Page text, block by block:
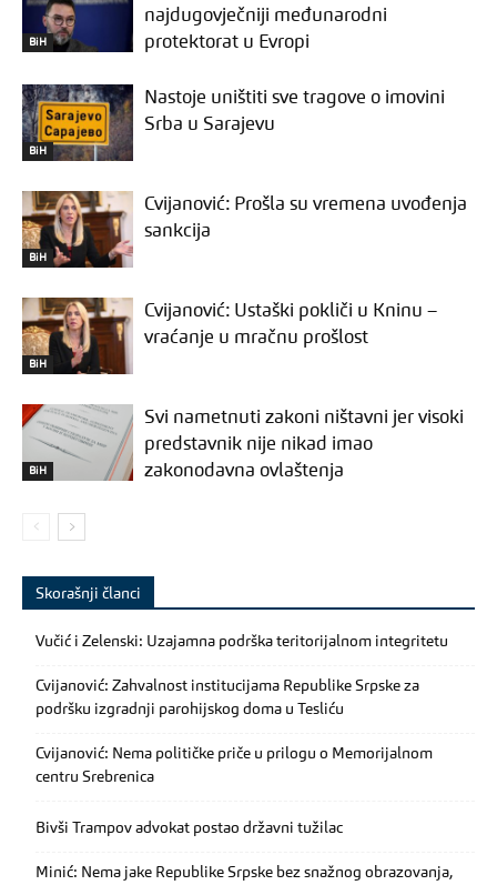
BiH
najdugovječniji međunarodni
protektorat u Evropi
BiH
Nastoje uništiti sve tragove o imovini
Srba u Sarajevu
BiH
Cvijanović: Prošla su vremena uvođenja
sankcija
BiH
Cvijanović: Ustaški pokliči u Kninu –
vraćanje u mračnu prošlost
BiH
Svi nametnuti zakoni ništavni jer visoki
predstavnik nije nikad imao
zakonodavna ovlaštenja
Skorašnji članci
Vučić i Zelenski: Uzajamna podrška teritorijalnom integritetu
Cvijanović: Zahvalnost institucijama Republike Srpske za
podršku izgradnji parohijskog doma u Tesliću
Cvijanović: Nema političke priče u prilogu o Memorijalnom
centru Srebrenica
Bivši Trampov advokat postao državni tužilac
Minić: Nema jake Republike Srpske bez snažnog obrazovanja,